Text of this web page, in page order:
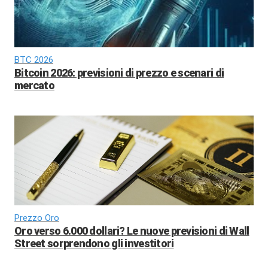
BTC 2026
Bitcoin 2026: previsioni di prezzo e scenari di
mercato
Prezzo Oro
Oro verso 6.000 dollari? Le nuove previsioni di Wall
Street sorprendono gli investitori